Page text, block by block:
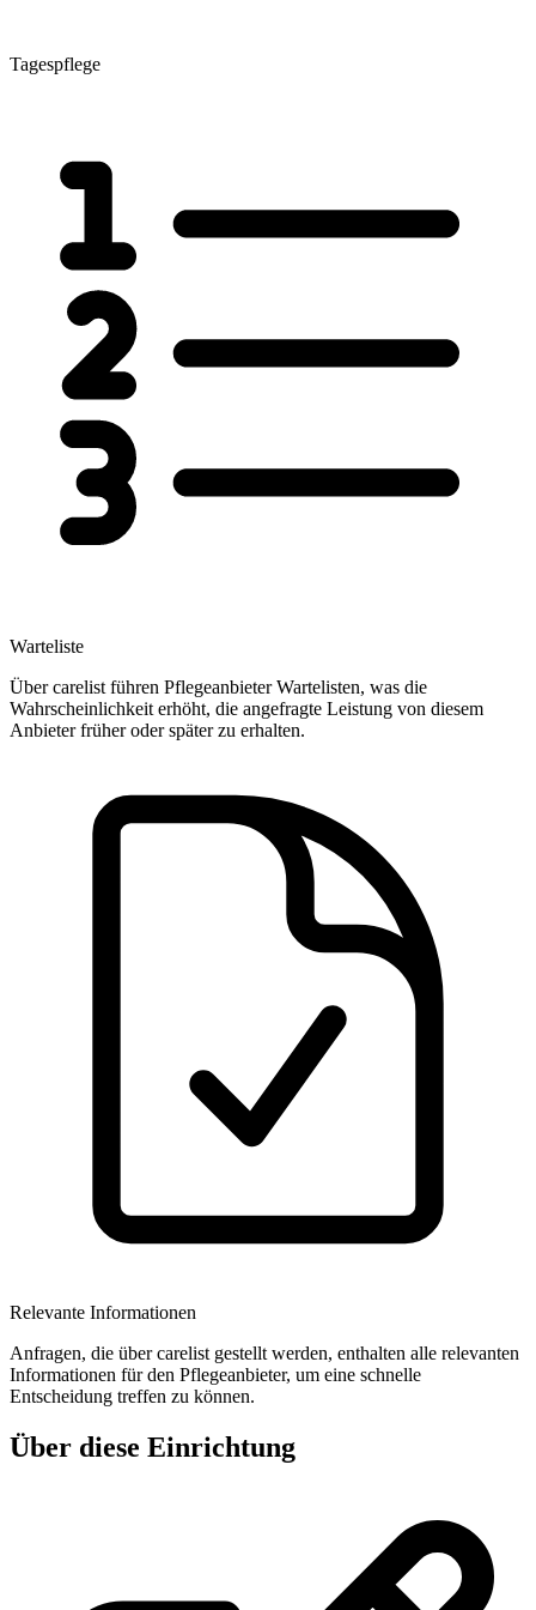
Tagespflege
Warteliste
Über carelist führen Pflegeanbieter Wartelisten, was die
Wahrscheinlichkeit erhöht, die angefragte Leistung von diesem
Anbieter früher oder später zu erhalten.
Relevante Informationen
Anfragen, die über carelist gestellt werden, enthalten alle relevanten
Informationen für den Pflegeanbieter, um eine schnelle
Entscheidung treffen zu können.
Über diese Einrichtung